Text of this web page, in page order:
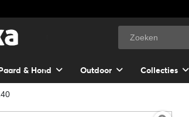
& Hond Outdoor Collecties